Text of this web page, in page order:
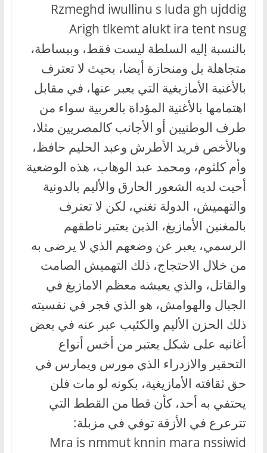
Rzmeghd iwullinu s luda gh ujddig
Arigh tlkemt alukt ira tent nsug
بالنسبة إليه السلطة ليست فقط، وببساطة،
متجاهلة بل ومنحازة أيضا، بحيث لا تعترف
بالأغنية الأمازيغية التي يعبر عنها، في مقابل
اهتمامها بالأغنية المؤداة بالعربية سواء من
طرف الوطنيين أو الأجانب كالمصريين مثلا،
وبالأخص فريد الأطرش وعبد الحليم حافظ،
وأم كلثوم، ومحمد عبد الوهاب، هذه الوضعية
أحيت لديه الشعور الحارق والأليم بالدونية
والتهميش، الدولة تغني، لكن لا تعترف
بالمغنين الأمازيغ، الذين يعتبر ناطقهم
الرسمي، يعبر عن وضعهم الذي لا يرضى به
من خلال الاحتجاج، ذلك التهميش الصامت
والقاتل، والذي يعيشه معظم الامازيغ في
الجبال والهوامش، هو الذي فجر في نفسيته
ذلك الحزن الأليم والكئيب عبر عنه في بعض
أغانيه على شكل يعتبر من أخس أنواع
التحقير والازدراء الذي مورس ويمارس في
حق ثقافته الأمازيغية، بكونه لو مات فلن
يحتفي به أحد، كأن قطا من القطط التي
تترعرع في الأزقة توفي في مزبلة:
Mra is nmmut knnin mara nssiwid